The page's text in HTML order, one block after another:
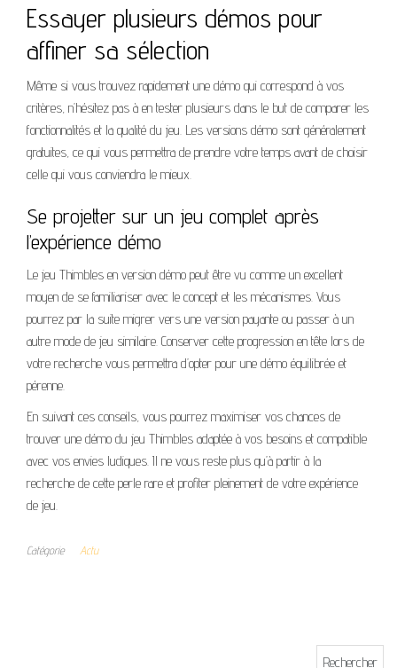
Essayer plusieurs démos pour
affiner sa sélection
Même si vous trouvez rapidement une démo qui correspond à vos
critères, n’hésitez pas à en tester plusieurs dans le but de comparer les
fonctionnalités et la qualité du jeu. Les versions démo sont généralement
gratuites, ce qui vous permettra de prendre votre temps avant de choisir
celle qui vous conviendra le mieux.
Se projetter sur un jeu complet après
l’expérience démo
Le jeu Thimbles en version démo peut être vu comme un excellent
moyen de se familiariser avec le concept et les mécanismes. Vous
pourrez par la suite migrer vers une version payante ou passer à un
autre mode de jeu similaire. Conserver cette progression en tête lors de
votre recherche vous permettra d’opter pour une démo équilibrée et
pérenne.
En suivant ces conseils, vous pourrez maximiser vos chances de
trouver une démo du jeu Thimbles adaptée à vos besoins et compatible
avec vos envies ludiques. Il ne vous reste plus qu’à partir à la
recherche de cette perle rare et profiter pleinement de votre expérience
de jeu.
Catégorie Actu